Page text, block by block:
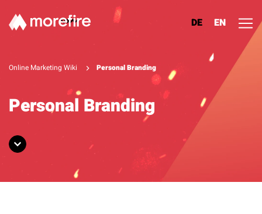
DE EN
Lösungen
Referenzen
Online Marketing Wiki Personal Branding
Personal Branding